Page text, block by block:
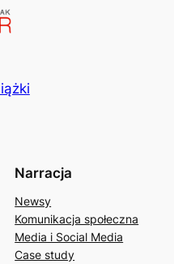
Narracja
Newsy
Komunikacja społeczna
Media i Social Media
Case study